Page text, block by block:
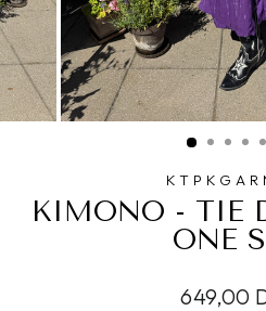
KIMONO - TIE
ONE
649,00